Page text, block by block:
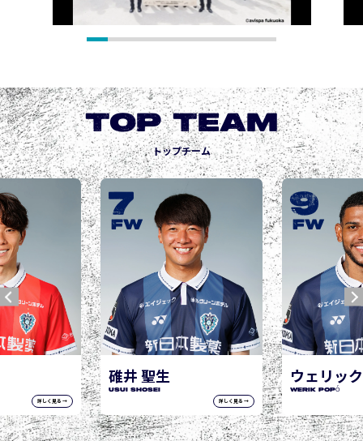
TOP TEAM
トップチーム
詳しく見る →
ウェリック ポポ
詳しく見る →
9
FW